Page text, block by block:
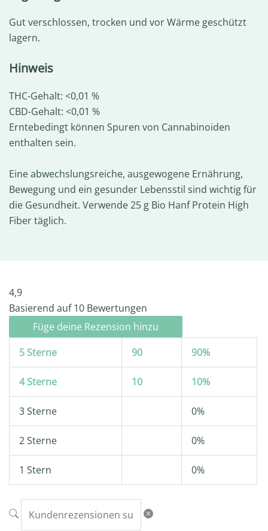
Gut verschlossen, trocken und vor Wärme geschützt
lagern.
Hinweis
THC-Gehalt: <0,01 %
CBD-Gehalt: <0,01 %
Erntebedingt können Spuren von Cannabinoiden
enthalten sein.
Eine abwechslungsreiche, ausgewogene Ernährung,
Bewegung und ein gesunder Lebensstil sind wichtig für
die Gesundheit. Verwende 25 g Bio Hanf Protein High
Fiber täglich.
4,9
Basierend auf 10 Bewertungen
Füge deine Rezension hinzu
5 Sterne
90 90%
4 Sterne 10 10%
3 Sterne 0%
2 Sterne 0%
1 Stern 0%